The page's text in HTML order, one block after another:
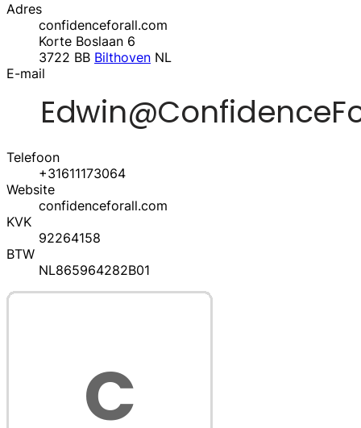
Adres
confidenceforall.com
Korte Boslaan 6
3722 BB Bilthoven NL
E-mail
Telefoon
+31611173064
Website
confidenceforall.com
KVK
92264158
BTW
NL865964282B01